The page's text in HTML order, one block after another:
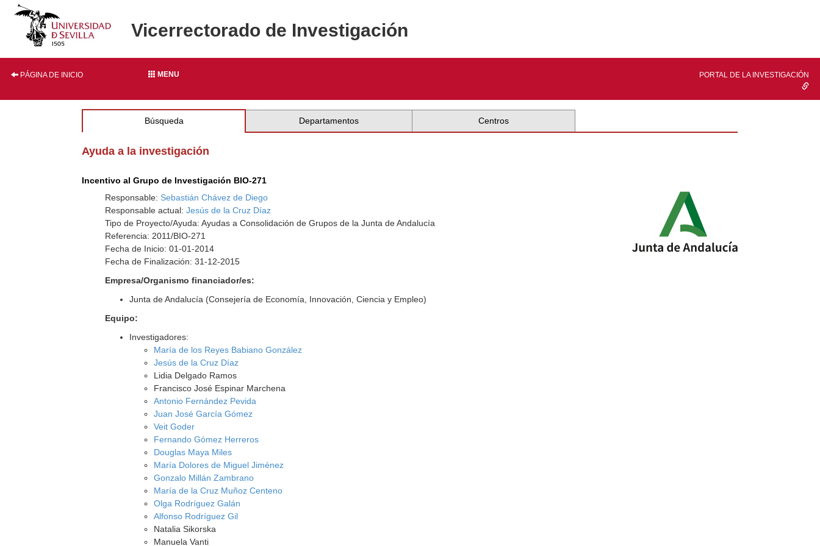
Vicerrectorado de Investigación
PÁGINA DE INICIO MENU PORTAL DE LA INVESTIGACIÓN
Búsqueda Departamentos Centros
Ayuda a la investigación
Incentivo al Grupo de Investigación BIO-271
Responsable: Sebastián Chávez de Diego
Responsable actual:Jesús de la Cruz Díaz
Tipo de Proyecto/Ayuda: Ayudas a Consolidación de Grupos de la Junta de Andalucía
Referencia: 2011/BIO-271
Fecha de Inicio: 01-01-2014
Fecha de Finalización: 31-12-2015
Empresa/Organismo financiador/es:
Junta de Andalucía (Consejería de Economía, Innovación, Ciencia y Empleo)
Equipo:
Investigadores:
María de los Reyes Babiano González
Jesús de la Cruz Díaz
Lidia Delgado Ramos
Francisco José Espinar Marchena
Antonio Fernández Pevida
Juan José García Gómez
Veit Goder
Fernando Gómez Herreros
Douglas Maya Miles
María Dolores de Miguel Jiménez
Gonzalo Millán Zambrano
María de la Cruz Muñoz Centeno
Olga Rodríguez Galán
Alfonso Rodríguez Gil
Natalia Sikorska
Manuela Vanti